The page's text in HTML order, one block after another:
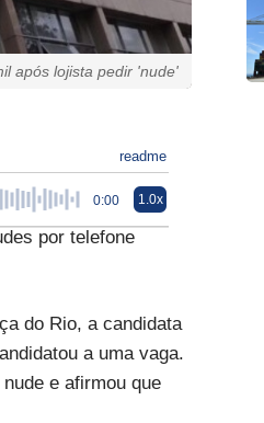
após lojista pedir 'nude'
readme
0:00 1.0x
por telefone
do Rio, a candidata
a uma vaga.
e afirmou que